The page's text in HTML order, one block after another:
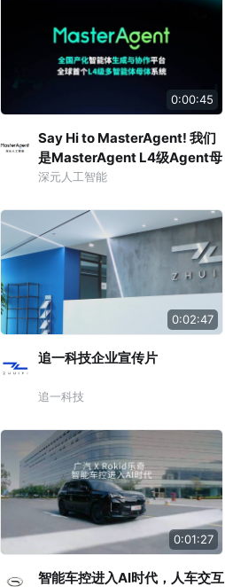
0:00:45
Say Hi to MasterAgent! 我们
是MasterAgent L4级Agent母
体系统 全国产化Agent生成与
深元人工智能
0:02:47
追一科技企业宣传片
追一科技
0:01:27
智能车控进入AI时代，人车交互